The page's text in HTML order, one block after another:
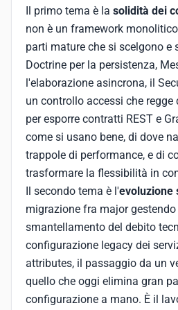
Il primo tema è la solidità dei
non è un framework
parti mature che si scelgono e
Doctrine per la persistenza,
l'elaborazione asincrona, il
un controllo accessi che regge
per esporre contratti REST e
come si usano bene, di dove
trappole di performance, e di
trasformare la flessibilità in
Il secondo tema è l'evoluzione
migrazione fra major
smantellamento del debito
configurazione legacy dei
attributes, il passaggio da un
quello che oggi elimina gran
configurazione a mano. È il